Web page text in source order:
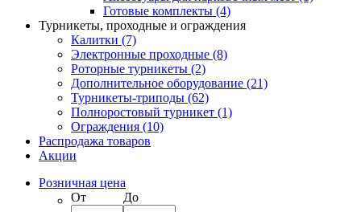
Готовые комплекты (4)
Турникеты, проходные и ограждения
Калитки (7)
Электронные проходные (8)
Роторные турникеты (2)
Дополнительное оборудование (21)
Турникеты-триподы (62)
Полноростовый турникет (1)
Ограждения (10)
Распродажа товаров
Акции
Розничная цена
От
До